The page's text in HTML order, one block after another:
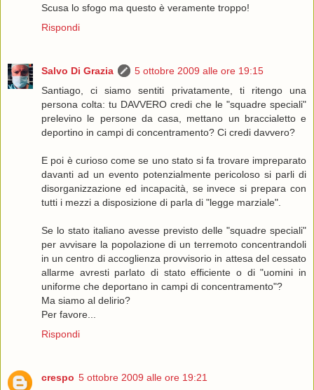
Scusa lo sfogo ma questo è veramente troppo!
Rispondi
Salvo Di Grazia
5 ottobre 2009 alle ore 19:15
Santiago, ci siamo sentiti privatamente, ti ritengo una
persona colta: tu DAVVERO credi che le "squadre speciali"
prelevino le persone da casa, mettano un braccialetto e
deportino in campi di concentramento? Ci credi davvero?
E poi è curioso come se uno stato si fa trovare impreparato
davanti ad un evento potenzialmente pericoloso si parli di
disorganizzazione ed incapacità, se invece si prepara con
tutti i mezzi a disposizione di parla di "legge marziale".
Se lo stato italiano avesse previsto delle "squadre speciali"
per avvisare la popolazione di un terremoto concentrandoli
in un centro di accoglienza provvisorio in attesa del cessato
allarme avresti parlato di stato efficiente o di "uomini in
uniforme che deportano in campi di concentramento"?
Ma siamo al delirio?
Per favore...
Rispondi
crespo 5 ottobre 2009 alle ore 19:21